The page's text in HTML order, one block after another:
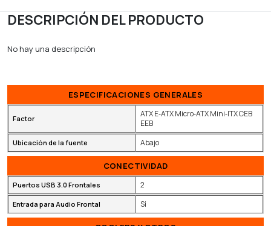
DESCRIPCIÓN DEL PRODUCTO
No hay una descripción
ESPECIFICACIONES GENERALES
Factor
ATX E‑ATX Micro‑ATX Mini‑ITX CEB
EEB
Ubicación de la fuente Abajo
CONECTIVIDAD
Puertos USB 3.0 Frontales 2
Entrada para Audio Frontal Si